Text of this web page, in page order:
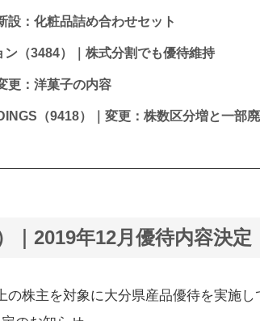
設：化粧品詰め合わせセット
ン（3484）｜株式分割でも優待維持
更：洋菓子の内容
（9418）｜変更：株数区分増と一部
｜2019年12月優待内容決定
の株主を対象に大分県産品優待を実施し